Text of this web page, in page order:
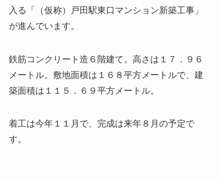
入る「（仮称）戸田駅東口マンション新築工事」
が進んでいます。
鉄筋コンクリート造６階建て。高さは１７．９６
メートル。敷地面積は１６８平方メートルで、建
築面積は１１５．６９平方メートル。
着工は今年１１月で、完成は来年８月の予定で
す。